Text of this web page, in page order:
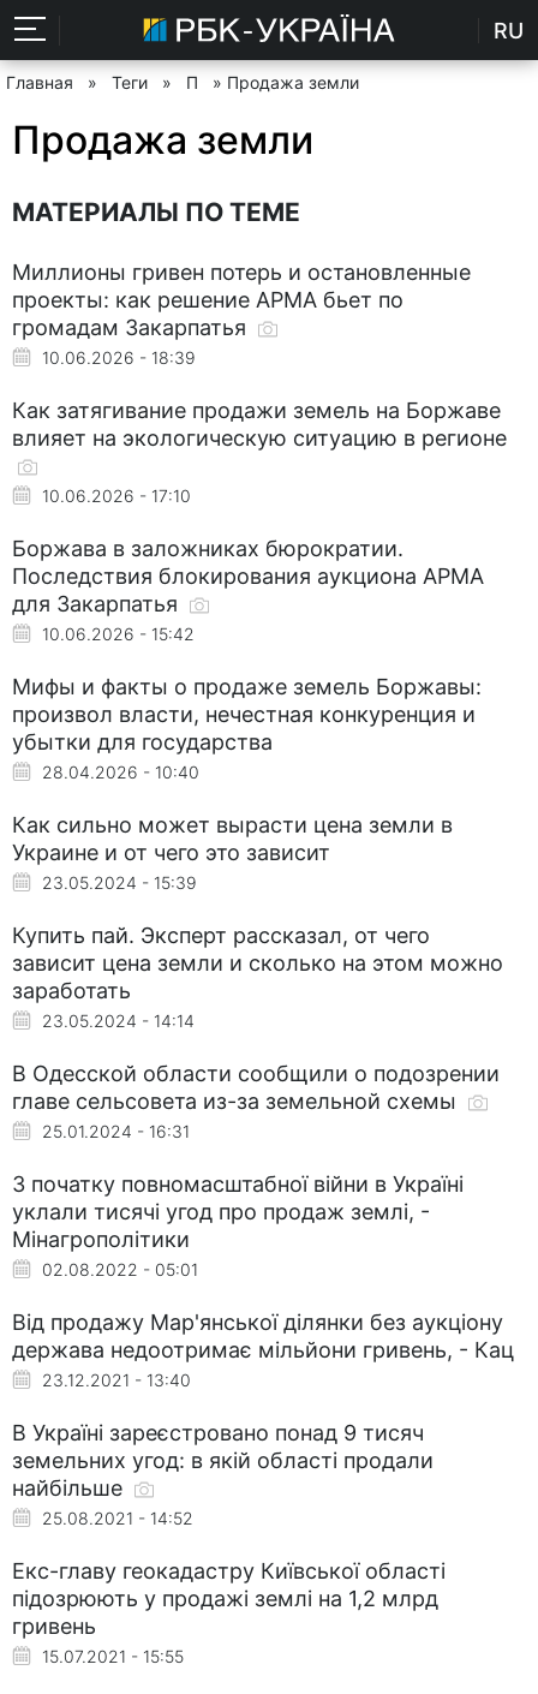
RU
Главная » Теги » П » Продажа земли
Продажа земли
МАТЕРИАЛЫ ПО ТЕМЕ
Миллионы гривен потерь и остановленные
проекты: как решение АРМА бьет по
громадам Закарпатья
10.06.2026 - 18:39
Как затягивание продажи земель на Боржаве
влияет на экологическую ситуацию в регионе
10.06.2026 - 17:10
Боржава в заложниках бюрократии.
Последствия блокирования аукциона АРМА
для Закарпатья
10.06.2026 - 15:42
Мифы и факты о продаже земель Боржавы:
произвол власти, нечестная конкуренция и
убытки для государства
28.04.2026 - 10:40
Как сильно может вырасти цена земли в
Украине и от чего это зависит
23.05.2024 - 15:39
Купить пай. Эксперт рассказал, от чего
зависит цена земли и сколько на этом можно
заработать
23.05.2024 - 14:14
В Одесской области сообщили о подозрении
главе сельсовета из-за земельной схемы
25.01.2024 - 16:31
З початку повномасштабної війни в Україні
уклали тисячі угод про продаж землі, -
Мінагрополітики
02.08.2022 - 05:01
Від продажу Мар'янської ділянки без аукціону
держава недоотримає мільйони гривень, - Кац
23.12.2021 - 13:40
В Україні зареєстровано понад 9 тисяч
земельних угод: в якій області продали
найбільше
25.08.2021 - 14:52
Екс-главу геокадастру Київської області
підозрюють у продажі землі на 1,2 млрд
гривень
15.07.2021 - 15:55